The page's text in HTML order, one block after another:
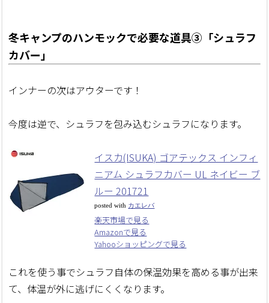
冬キャンプのハンモックで必要な道具③「シュラフ
カバー」
インナーの次はアウターです！
今度は逆で、シュラフを包み込むシュラフになります。
イスカ(ISUKA) ゴアテックス インフィ
ニアム シュラフカバー UL ネイビー ブ
ルー 201721
posted with カエレバ
楽天市場で見る
Amazonで見る
Yahooショッピングで見る
これを使う事でシュラフ自体の保温効果を高める事が出来
て、体温が外に逃げにくくなります。